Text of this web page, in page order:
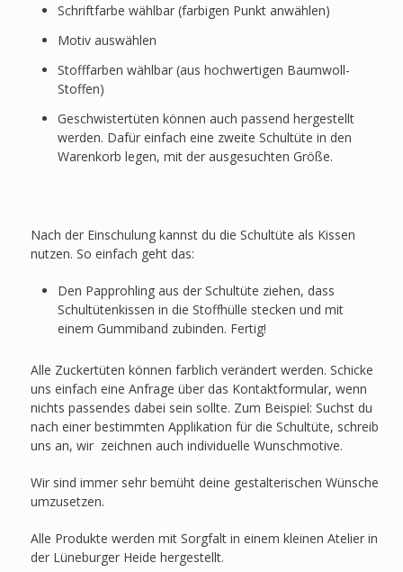
Schriftfarbe wählbar (farbigen Punkt anwählen)
Motiv auswählen
Stofffarben wählbar (aus hochwertigen Baumwoll-
Stoffen)
Geschwistertüten können auch passend hergestellt
werden. Dafür einfach eine zweite Schultüte in den
Warenkorb legen, mit der ausgesuchten Größe.
Nach der Einschulung kannst du die Schultüte als Kissen
nutzen. So einfach geht das:
Den Papprohling aus der Schultüte ziehen, dass
Schultütenkissen in die Stoffhülle stecken und mit
einem Gummiband zubinden. Fertig!
Alle Zuckertüten können farblich verändert werden. Schicke
uns einfach eine Anfrage über das Kontaktformular, wenn
nichts passendes dabei sein sollte. Zum Beispiel: Suchst du
nach einer bestimmten Applikation für die Schultüte, schreib
uns an, wir zeichnen auch individuelle Wunschmotive.
Wir sind immer sehr bemüht deine gestalterischen Wünsche
umzusetzen.
Alle Produkte werden mit Sorgfalt in einem kleinen Atelier in
der Lüneburger Heide hergestellt.